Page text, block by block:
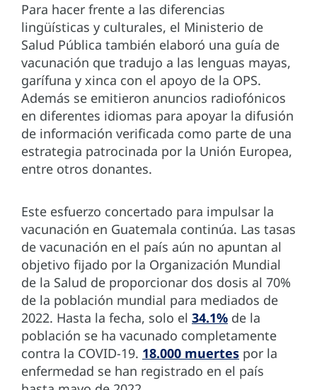
Para hacer frente a las diferencias
lingüísticas y culturales, el Ministerio de
Salud Pública también elaboró una guía de
vacunación que tradujo a las lenguas mayas,
garífuna y xinca con el apoyo de la OPS.
Además se emitieron anuncios radiofónicos
en diferentes idiomas para apoyar la difusión
de información verificada como parte de una
estrategia patrocinada por la Unión Europea,
entre otros donantes.
Este esfuerzo concertado para impulsar la
vacunación en Guatemala continúa. Las tasas
de vacunación en el país aún no apuntan al
objetivo fijado por la Organización Mundial
de la Salud de proporcionar dos dosis al 70%
de la población mundial para mediados de
2022. Hasta la fecha, solo el 34.1% de la
población se ha vacunado completamente
contra la COVID-19. 18.000 muertes por la
enfermedad se han registrado en el país